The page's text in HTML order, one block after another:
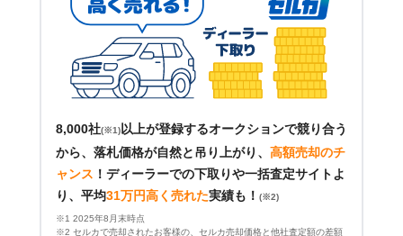
8,000社(※1) 以上が登録するオークションで競り合う
から、落札価格が自然と吊り上がり、 高額売却のチ
ャンス ！ ディーラーでの下取りや一括査定サイトよ
り、平均31万円高く売れた実績も！ (※2)
※1 2025年8月末時点
※2 セルカで売却されたお客様の、セルカ売却価格と他社査定額の差額